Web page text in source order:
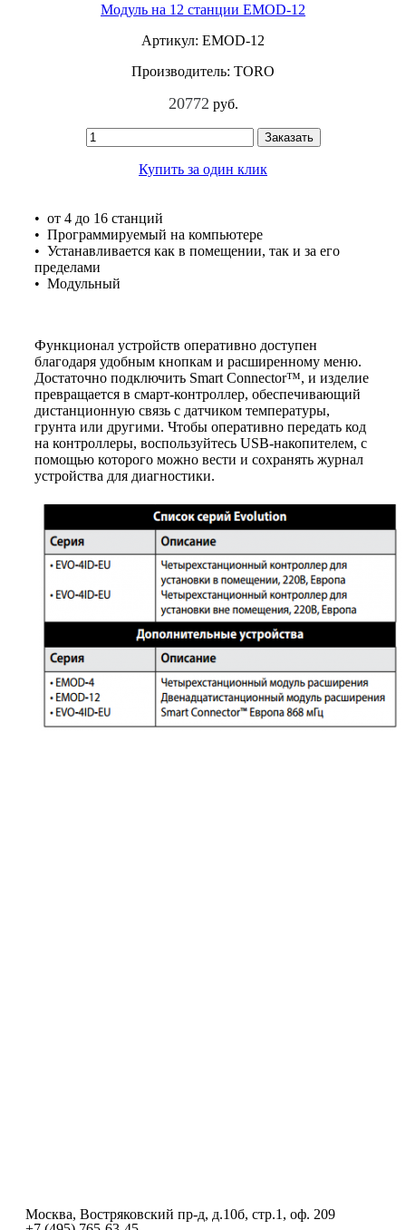
Модуль на 12 станции EMOD-12
Артикул: EMOD-12
Производитель: TORO
20772 руб.
Заказать
Купить за один клик
• от 4 до 16 станций
• Программируемый на компьютере
• Устанавливается как в помещении, так и за его
пределами
• Модульный
Функционал устройств оперативно доступен
благодаря удобным кнопкам и расширенному меню.
Достаточно подключить Smart Connector™, и изделие
превращается в смарт-контроллер, обеспечивающий
дистанционную связь с датчиком температуры,
грунта или другими. Чтобы оперативно передать код
на контроллеры, воспользуйтесь USB-накопителем, с
помощью которого можно вести и сохранять журнал
устройства для диагностики.
Москва, Востряковский пр-д, д.10б, стр.1, оф. 209